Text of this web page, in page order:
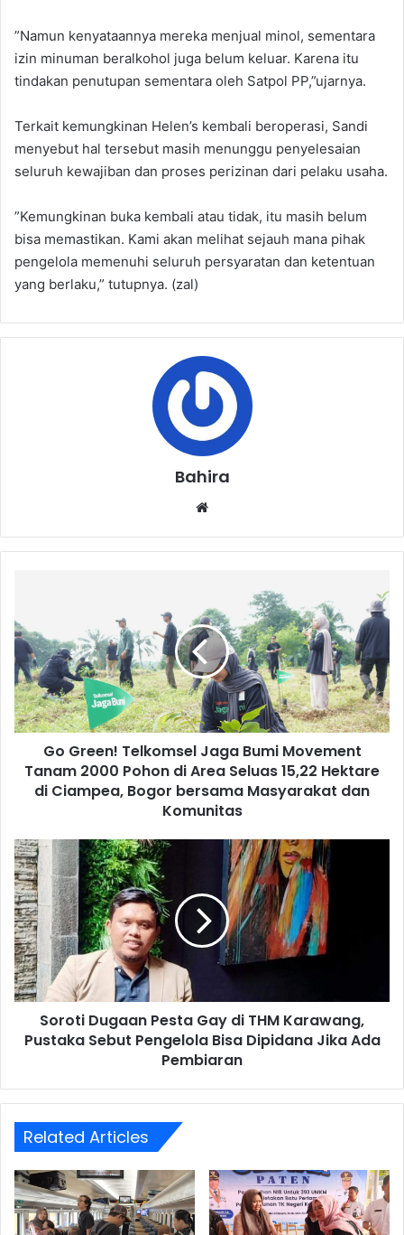
‎”Namun kenyataannya mereka menjual minol, sementara
izin minuman beralkohol juga belum keluar. Karena itu
tindakan penutupan sementara oleh Satpol PP,”ujarnya.
‎‎‎Terkait kemungkinan Helen’s kembali beroperasi, Sandi
menyebut hal tersebut masih menunggu penyelesaian
seluruh kewajiban dan proses perizinan dari pelaku usaha.
‎”Kemungkinan buka kembali atau tidak, itu masih belum
bisa memastikan. Kami akan melihat sejauh mana pihak
pengelola memenuhi seluruh persyaratan dan ketentuan
yang berlaku,” tutupnya. (zal)
Bahira
Jaga
Bumi
Movement
Tanam
2000
Pohon
Area
Seluas
di
Ciampea,
Bogor
bersama
Masyarakat
dan
Komunitas
Go Green! Telkomsel Jaga Bumi Movement
Tanam 2000 Pohon di Area Seluas 15,22 Hektare
di Ciampea, Bogor bersama Masyarakat dan
Komunitas
Soroti
Dugaan
Pesta
Gay
di
THM
Karawang,
Pustaka
Sebut
Pengelola
Bisa
Ada
Soroti Dugaan Pesta Gay di THM Karawang,
Pustaka Sebut Pengelola Bisa Dipidana Jika Ada
Pembiaran
Related Articles